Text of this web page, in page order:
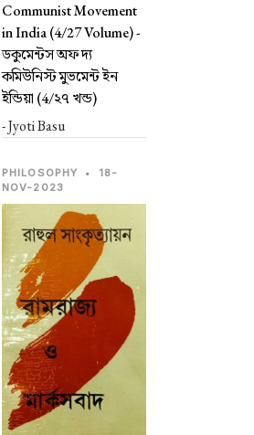
Communist Movement
in India (4/27 Volume) -
ডকুমেন্টস অফ দ্য
কমিউনিস্ট মুভমেন্ট ইন
ইন্ডিয়া (4/২৭ খন্ড)
- Jyoti Basu
PHILOSOPHY •
18-
NOV-2023